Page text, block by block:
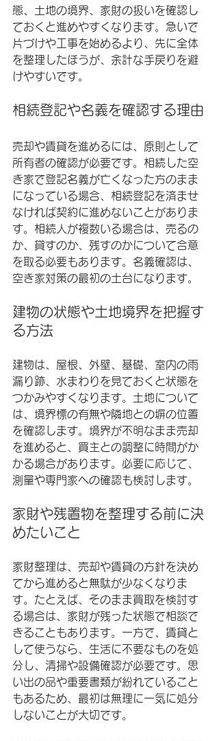
態、土地の境界、家財の扱いを確認し
ておくと進めやすくなります。急いで
片づけや工事を始めるより、先に全体
を整理したほうが、余計な手戻りを避
けやすいです。
相続登記や名義を確認する理由
売却や賃貸を進めるには、原則として
所有者の確認が必要です。相続した空
き家で登記名義が亡くなった方のまま
になっている場合、相続登記を済ませ
なければ契約に進めないことがありま
す。相続人が複数いる場合は、売るの
か、貸すのか、残すのかについて合意
を取る必要もあります。名義確認は、
空き家対策の最初の土台になります。
建物の状態や土地境界を把握す
る方法
建物は、屋根、外壁、基礎、室内の雨
漏り跡、水まわりを見ておくと状態を
つかみやすくなります。土地について
は、境界標の有無や隣地との塀の位置
を確認します。境界が不明なまま売却
を進めると、買主との調整に時間がか
かる場合があります。必要に応じて、
測量や専門家への確認も検討します。
家財や残置物を整理する前に決
めたいこと
家財整理は、売却や賃貸の方針を決め
てから進めると無駄が少なくなりま
す。たとえば、そのまま買取を検討す
る場合は、家財が残った状態で相談で
きることもあります。一方で、賃貸と
して使うなら、生活に不要なものを処
分し、清掃や設備確認が必要です。思
い出の品や重要書類が紛れていること
もあるため、最初は無理に一気に処分
しないことが大切です。